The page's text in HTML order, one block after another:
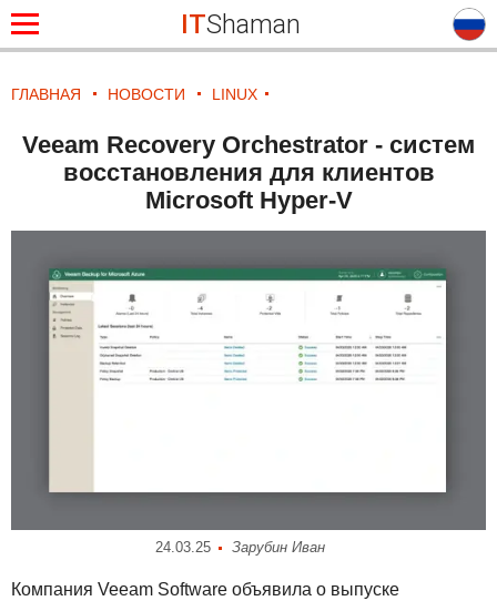
ITShaman
ГЛАВНАЯ НОВОСТИ LINUX
Veeam Recovery Orchestrator - систем
восстановления для клиентов
Microsoft Hyper-V
24.03.25 Зарубин Иван
Компания Veeam Software объявила о выпуске